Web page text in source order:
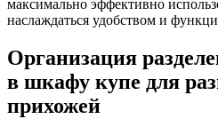
максимально эффективно
наслаждаться удобством и
Организация
в шкафу купе для
прихожей